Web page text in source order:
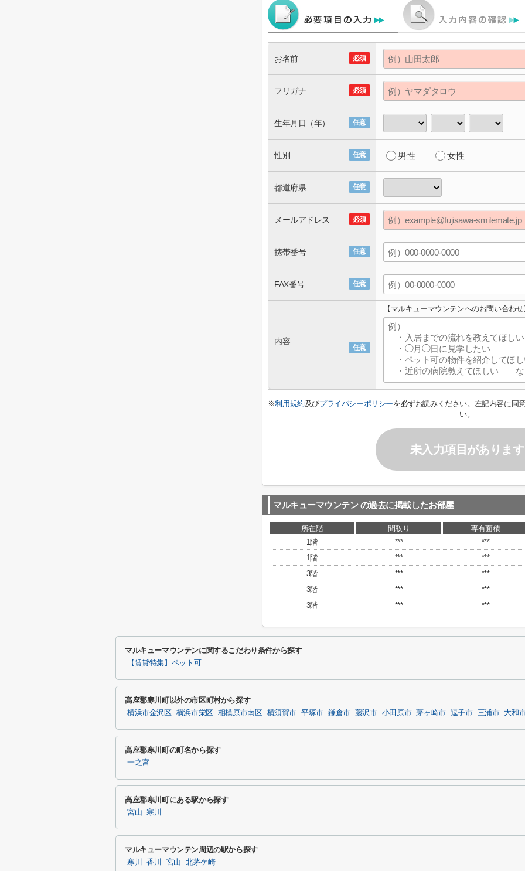
必須
お名前
必須
フリガナ
任意
生年月日（年）
任意
性別 男性 女性
任意
都道府県
必須
メールアドレス
任意
携帯番号
任意
FAX番号
任意
内容
【マルキューマウンテンへのお問い合わ
※利用規約及びプライバシーポリシーを必ずお読みください。左記内容に同
い。
未入力項目があります
マルキューマウンテン の過去に掲載したお部屋
所在階 間取り
専有面積
1階
***
***
1階
***
***
3階
***
***
3階
***
***
3階
*** ***
マルキューマウンテンに関するこだわり条件から探す
【賃貸特集】ペット可
高座郡寒川町以外の市区町村から探す
横浜市金沢区 横浜市栄区 相模原市南区 横須賀市 平塚市 鎌倉市 藤沢市 小田原市 茅ヶ崎市 逗子市 三浦市 大和
高座郡寒川町の町名から探す
一之宮
高座郡寒川町にある駅から探す
宮山 寒川
マルキューマウンテン周辺の駅から探す
寒川 香川 宮山 北茅ケ崎